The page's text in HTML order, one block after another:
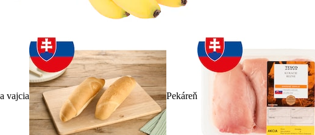
vajcia Pekáreň